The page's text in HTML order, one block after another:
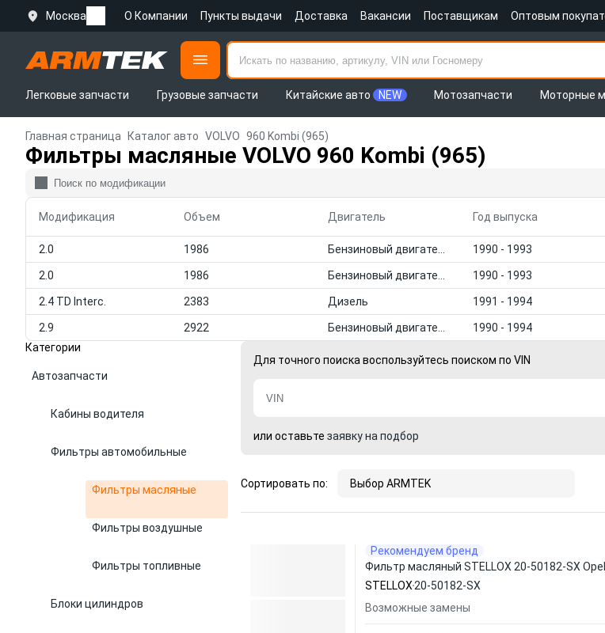
Москва О Компании Пункты выдачи Доставка Вакансии Поставщикам Оптовым
Легковые запчасти
Грузовые запчасти Китайские авто NEW Мотозапчасти Моторные
Главная страница Каталог авто VOLVO 960 Kombi (965)
Фильтры масляные VOLVO 960 Kombi (965)
Модификация Объем Двигатель Год выпуска
2.0 1986 1990 - 1993
2.0 1986 1990 - 1993
2.4 TD Interc. 2383 Дизель 1991 - 1994
2.9 2922 1990 - 1994
Категории
Автозапчасти
Кабины водителя
Фильтры автомобильные
Фильтры масляные
Фильтры воздушные
Фильтры топливные
Блоки цилиндров
Для точного поиска воспользуйтесь поиском по VIN
или оставьте заявку на подбор
Сортировать по: Выбор ARMTEK
Рекомендуем бренд
Фильтр масляный STELLOX 20-50182-SX
STELLOX 20-50182-SX
Возможные замены